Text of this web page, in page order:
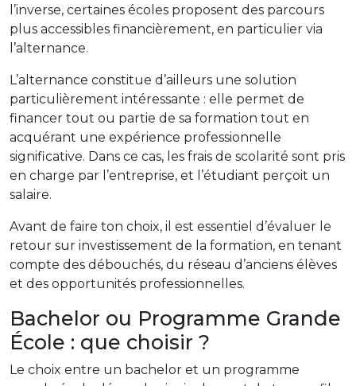
l’inverse, certaines écoles proposent des parcours
plus accessibles financièrement, en particulier via
l’alternance.
L’alternance constitue d’ailleurs une solution
particulièrement intéressante : elle permet de
financer tout ou partie de sa formation tout en
acquérant une expérience professionnelle
significative. Dans ce cas, les frais de scolarité sont pris
en charge par l’entreprise, et l’étudiant perçoit un
salaire.
Avant de faire ton choix, il est essentiel d’évaluer le
retour sur investissement de la formation, en tenant
compte des débouchés, du réseau d’anciens élèves
et des opportunités professionnelles.
Bachelor ou Programme Grande
École : que choisir ?
Le choix entre un bachelor et un programme